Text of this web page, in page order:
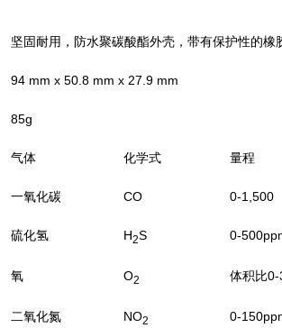
坚固耐用，防水聚碳酸酯外壳，带有保护性的橡
94 mm x 50.8 mm x 27.9 mm
85g
气体 化学式 量程
一氧化碳 CO 0-1,500
硫化氢 H2S 0-
氧 O2 体积比0-
二氧化氮 NO2 0-